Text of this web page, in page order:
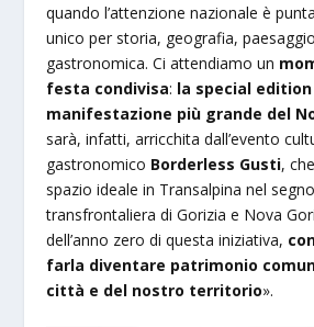
quando l’attenzione nazionale è
unico per storia, geografia,
gastronomica. Ci attendiamo un
festa condivisa: la special edition
manifestazione più grande del
sarà, infatti, arricchita dall’evento
gastronomico Borderless Gusti,
spazio ideale in Transalpina nel
transfrontaliera di Gorizia e Nova
dell’anno zero di questa iniziativa,
farla diventare patrimonio
città e del nostro territorio».